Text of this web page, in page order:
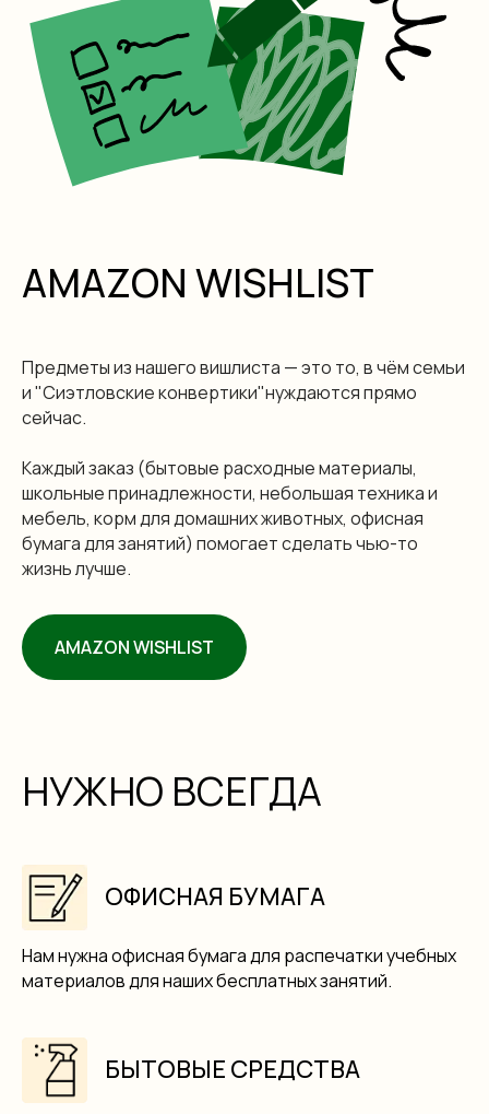
AMAZON WISHLIST
Предметы из нашего вишлиста — это то, в чём семьи
и "Сиэтловские конвертики"нуждаются прямо
сейчас.
Каждый заказ (бытовые расходные материалы,
школьные принадлежности, небольшая техника и
мебель, корм для домашних животных, офисная
бумага для занятий) помогает сделать чью-то
жизнь лучше.
AMAZON WISHLIST
НУЖНО ВСЕГДА
ОФИСНАЯ БУМАГА
Нам нужна офисная бумага для распечатки учебных
материалов для наших бесплатных занятий.
БЫТОВЫЕ СРЕДСТВА